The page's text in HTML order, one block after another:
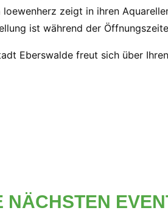
loewenherz zeigt in ihren
ist während der
Eberswalde freut sich über
NÄCHSTEN